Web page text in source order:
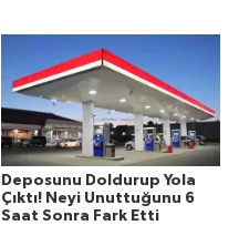
Deposunu Doldurup Yola
Çıktı! Neyi Unuttuğunu 6
Saat Sonra Fark Etti